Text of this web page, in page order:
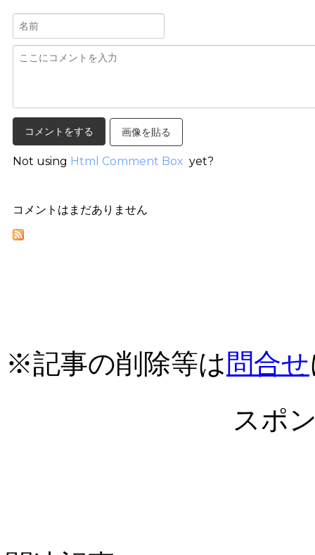
画像を貼る
Not using Html Comment Box yet?
コメントはまだありません
※記事の削除等は 問合せ
スポ